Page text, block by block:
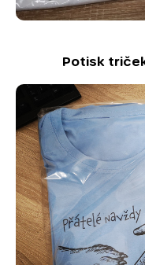
Potisk